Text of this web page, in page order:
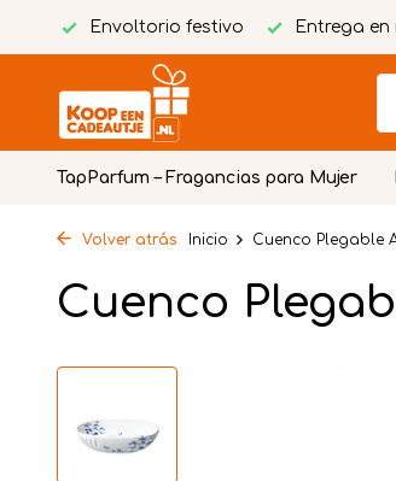
Envoltorio festivo Entrega en
TapParfum – Fragancias para Mujer
Volver atrás Inicio Cuenco Plegable
Cuenco